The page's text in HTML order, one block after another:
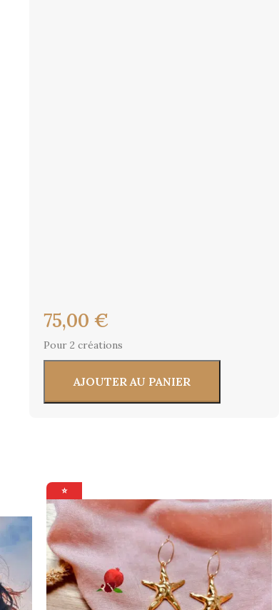
75,00 €
Pour 2 créations
AJOUTER AU PANIER
⭐